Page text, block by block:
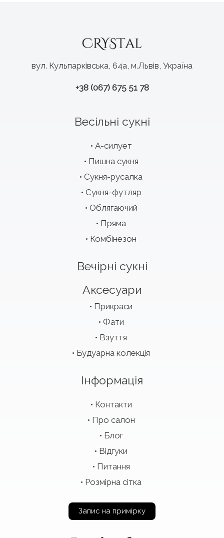
вул. Кульпарківська, 64а, м.Львів, Україна
+38 (067) 675 51 78
Весільні сукні
А-силует
Пишна сукня
Сукня-русалка
Сукня-футляр
Облягаючий
Пряма
Комбінезон
Вечірні сукні
Аксесуари
Прикраси
Фати
Взуття
Будуарна колекція
Інформація
Контакти
Про салон
Блог
Відгуки
Питання
Розмірна сітка
Запис на примірку